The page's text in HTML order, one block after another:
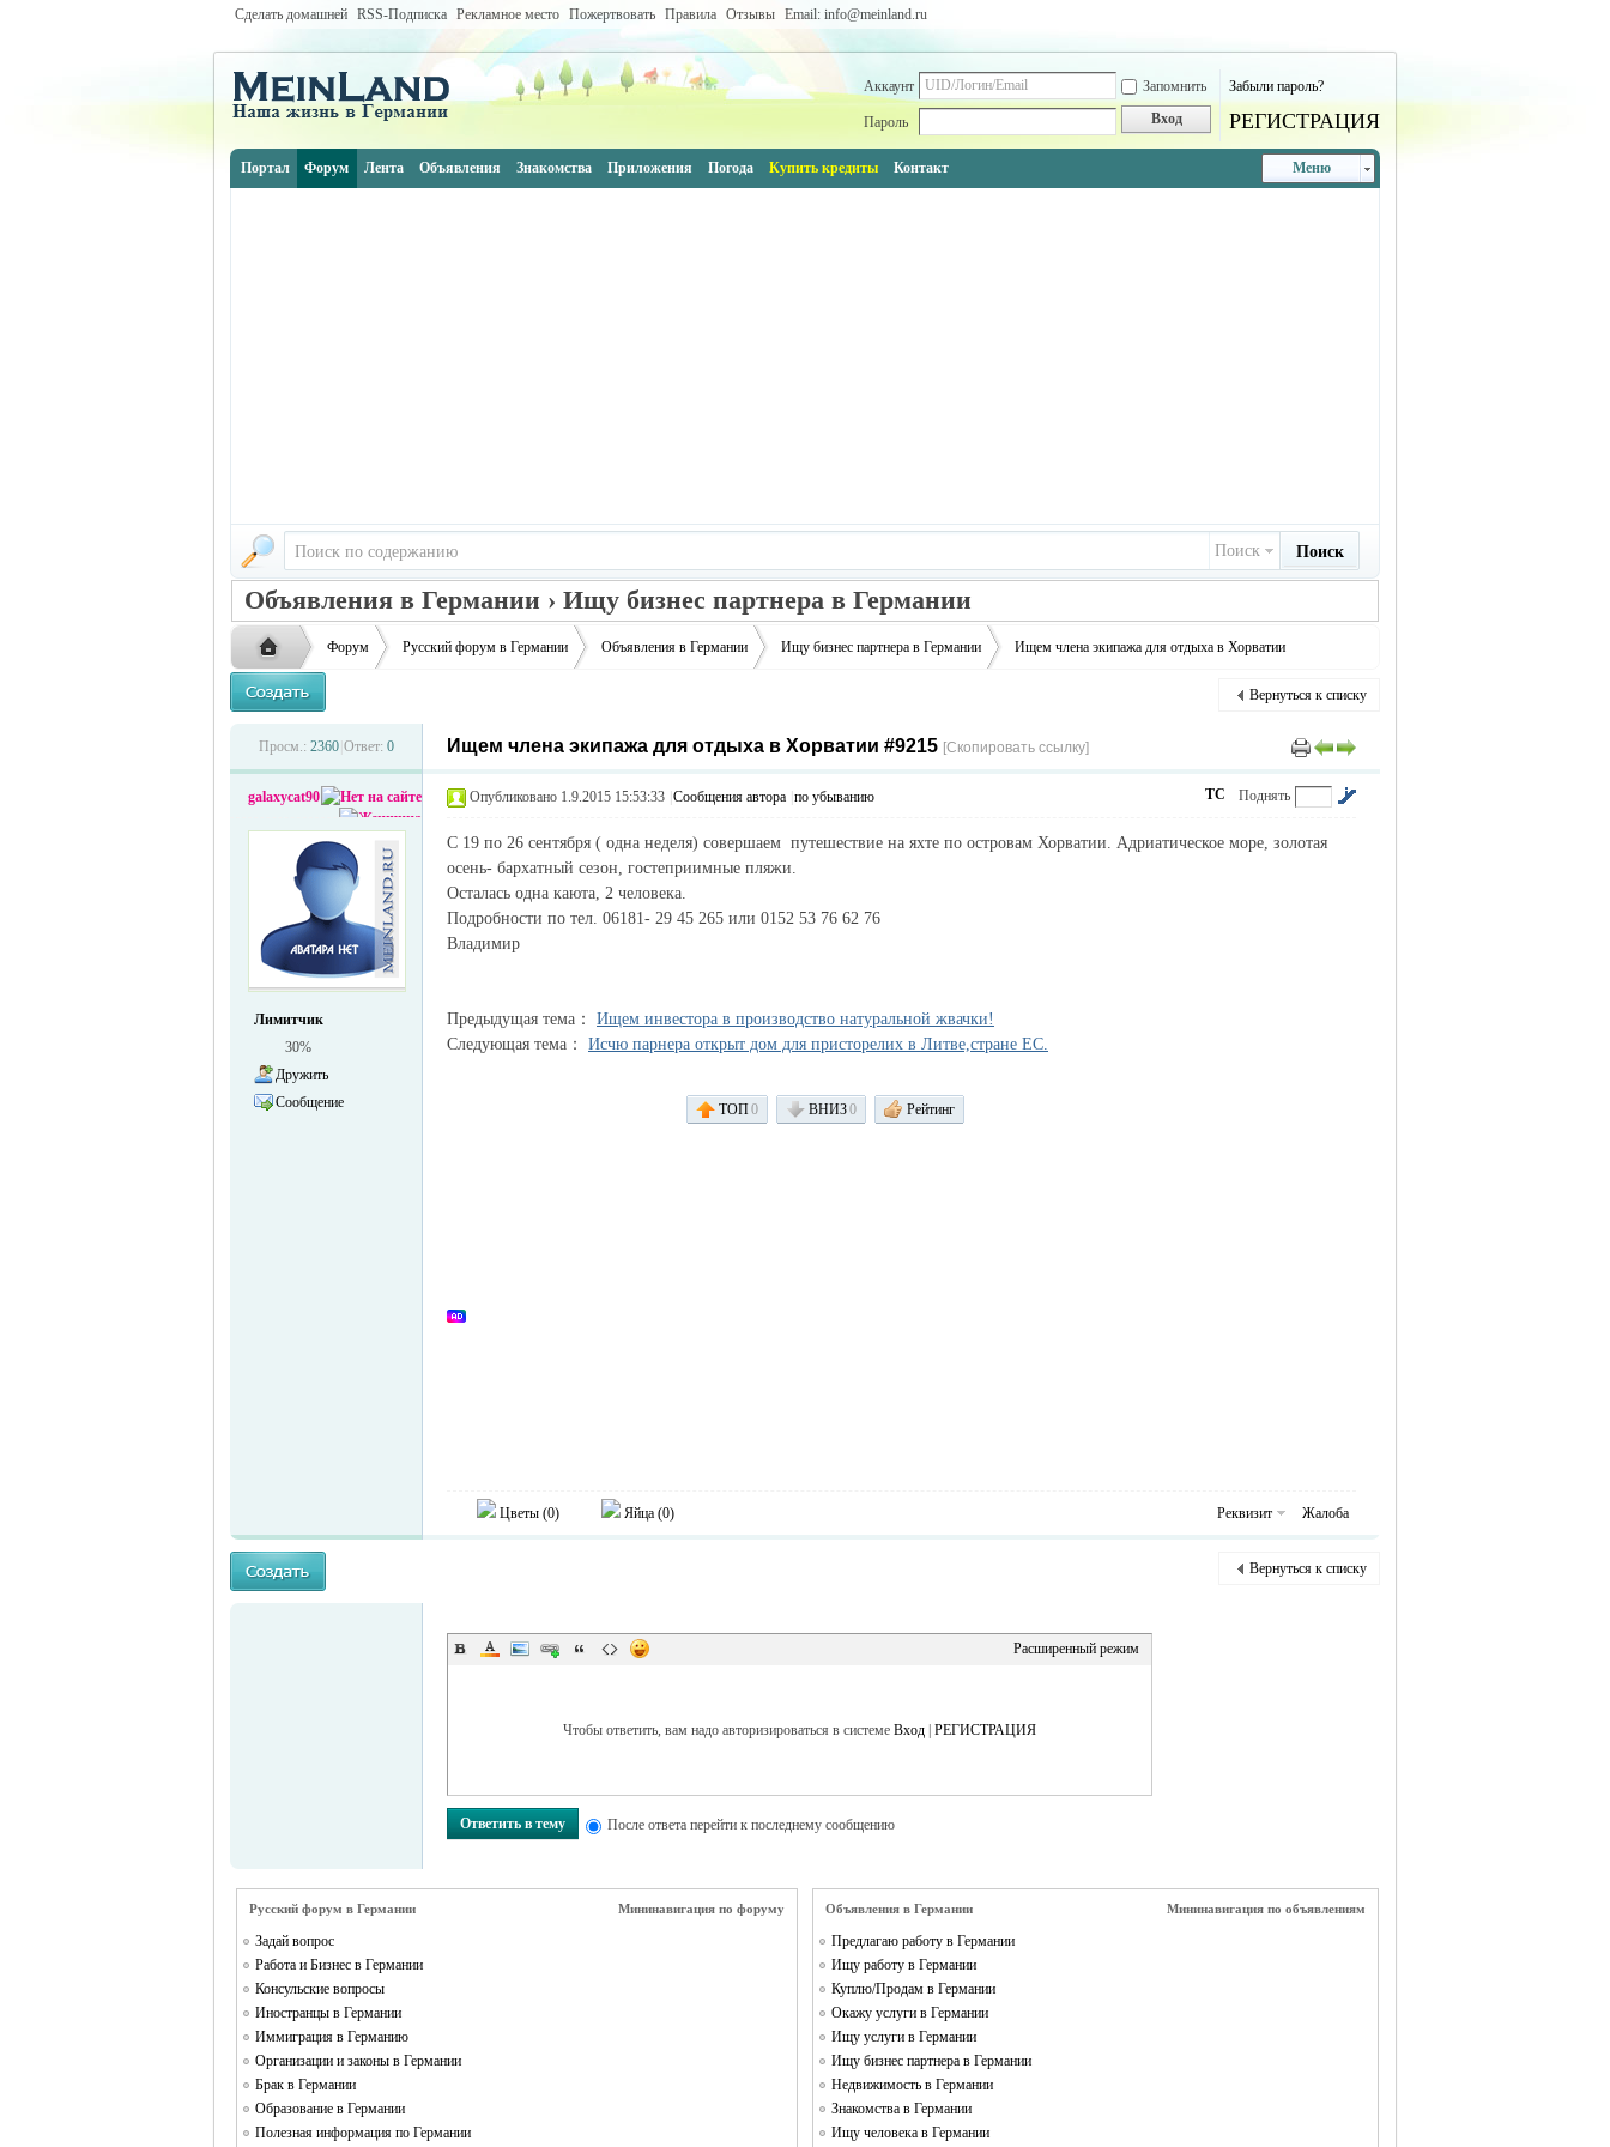
Сделать домашней RSS-Подписка Рекламное место Пожертвовать Правила Отзывы Email: info@meinland.ru
Аккаунт Запомнить Забыли пароль?
Пароль Вход РЕГИСТРАЦИЯ
Меню
Портал Форум Лента Объявления Знакомства Приложения Погода Купить кредиты Контакт
Поиск Поиск
Объявления в Германии › Ищу бизнес партнера в Германии
Русская
жизнь и
RU
›
Форум
›
Русский форум в Германии
›
Объявления в Германии
›
Ищу бизнес партнера в Германии
›
Ищем члена экипажа для отдыха в Хорватии
Вернуться к списку
Просм.: 2360 Ответ: 0 Ищем члена экипажа для отдыха в Хорватии #9215 [Скопировать ссылку]
galaxycat90
Лимитчик
30%
Дружить
Сообщение
Поднять
ТС
Опубликовано 1.9.2015 15:53:33 Сообщения автора по убыванию
С 19 по 26 сентября ( одна неделя) совершаем путешествие на яхте по островам Хорватии. Адриатическое море, золотая
осень- бархатный сезон, гостеприимные пляжи.
Осталась одна каюта, 2 человека.
Подробности по тел. 06181- 29 45 265 или 0152 53 76 62 76
Владимир
Предыдущая тема： Ищем инвестора в производство натуральной жвачки!
Следующая тема： Исчю парнера открыт дом для присторелих в Литве,стране ЕС.
ТОП0 ВНИЗ0 Рейтинг
Цветы (0) Яйца (0) Реквизит Жалоба
Вернуться к списку
Расширенный режим
Чтобы ответить, вам надо авторизироваться в системе Вход РЕГИСТРАЦИЯ
Ответить в тему После ответа перейти к последнему сообщению
Русский форум в Германии Мининавигация по форуму
Задай вопрос
Работа и Бизнес в Германии
Консульские вопросы
Иностранцы в Германии
Иммиграция в Германию
Организации и законы в Германии
Брак в Германии
Образование в Германии
Полезная информация по Германии
Объявления в Германии Мининавигация по объявлениям
Предлагаю работу в Германии
Ищу работу в Германии
Куплю/Продам в Германии
Окажу услуги в Германии
Ищу услуги в Германии
Ищу бизнес партнера в Германии
Недвижимость в Германии
Знакомства в Германии
Ищу человека в Германии